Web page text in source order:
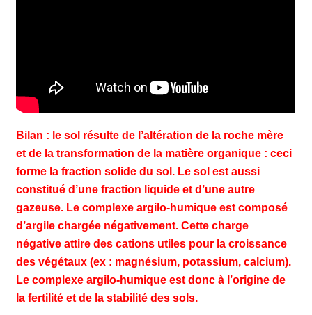
Bilan : le sol résulte de l’altération de la roche mère
et de la transformation de la matière organique : ceci
forme la fraction solide du sol. Le sol est aussi
constitué d’une fraction liquide et d’une autre
gazeuse. Le complexe argilo-humique est composé
d’argile chargée négativement. Cette charge
négative attire des cations utiles pour la croissance
des végétaux (ex : magnésium, potassium, calcium).
Le complexe argilo-humique est donc à l’origine de
la fertilité et de la stabilité des sols.